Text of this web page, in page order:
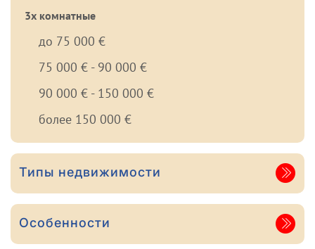
3х комнатные
до 75 000 €
75 000 € - 90 000 €
90 000 € - 150 000 €
более 150 000 €
Типы недвижимости
Особенности